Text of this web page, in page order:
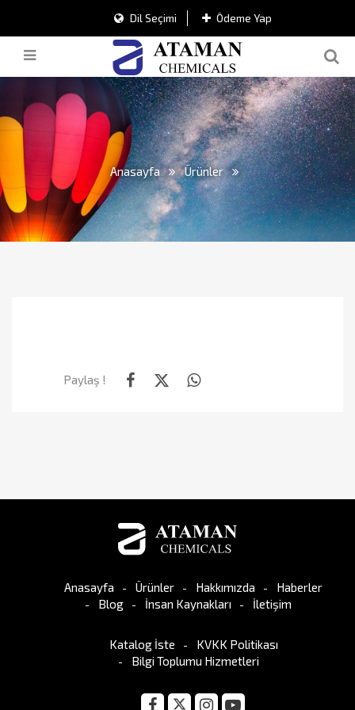
Dil Seçimi Ödeme Yap
Anasayfa Ürünler
Paylaş !
Anasayfa Ürünler Hakkımızda
Haberler
Blog
İnsan Kaynakları İletişim
Katalog İste
KVKK Politikası
Bilgi Toplumu Hizmetleri